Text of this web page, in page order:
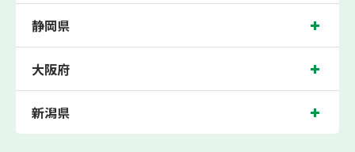
静岡県
大阪府
新潟県